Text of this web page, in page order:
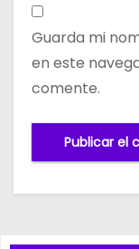
Guarda mi
en este
comente.